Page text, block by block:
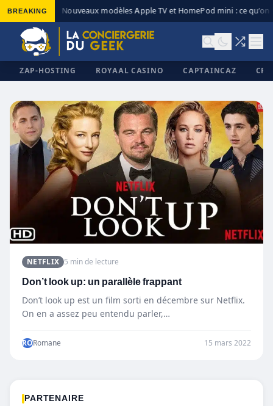
BREAKING Nouveaux modèles Apple TV et HomePod mini : ce qu’on
ZAP-HOSTING ROYAAL CASINO CAPTAINCAZ
✕
NETFLIX 5 min de lecture
Don’t look up: un parallèle frappant
Don’t look up est un film sorti en décembre sur Netflix.
On en a assez peu entendu parler,…
RORomane 15 mars 2022
PARTENAIRE